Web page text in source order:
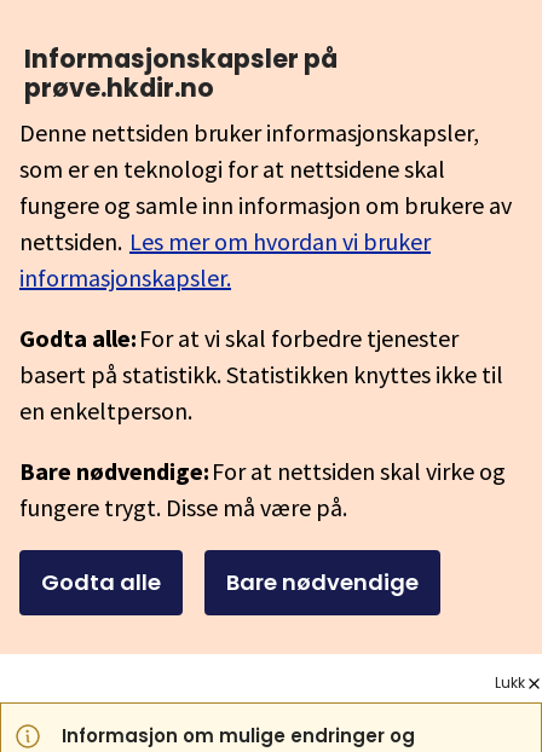
Informasjonskapsler på
prøve.hkdir.no
Denne nettsiden bruker informasjonskapsler,
som er en teknologi for at nettsidene skal
fungere og samle inn informasjon om brukere av
nettsiden. Les mer om hvordan vi bruker
informasjonskapsler.
Godta alle: For at vi skal forbedre tjenester
basert på statistikk. Statistikken knyttes ikke til
en enkeltperson.
Bare nødvendige: For at nettsiden skal virke og
fungere trygt. Disse må være på.
Godta alle Bare nødvendige
Informasjon om mulige endringer og
Lukk